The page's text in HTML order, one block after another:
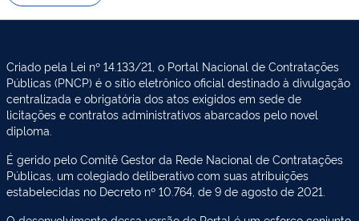
Criado pela Lei nº 14.133/21, o Portal Nacional de Contratações
Públicas (PNCP) é o sítio eletrônico oficial destinado à divulgação
centralizada e obrigatória dos atos exigidos em sede de
licitações e contratos administrativos abarcados pelo novel
diploma.
É gerido pelo Comitê Gestor da Rede Nacional de Contratações
Públicas, um colegiado deliberativo com suas atribuições
estabelecidas no Decreto nº 10.764, de 9 de agosto de 2021.